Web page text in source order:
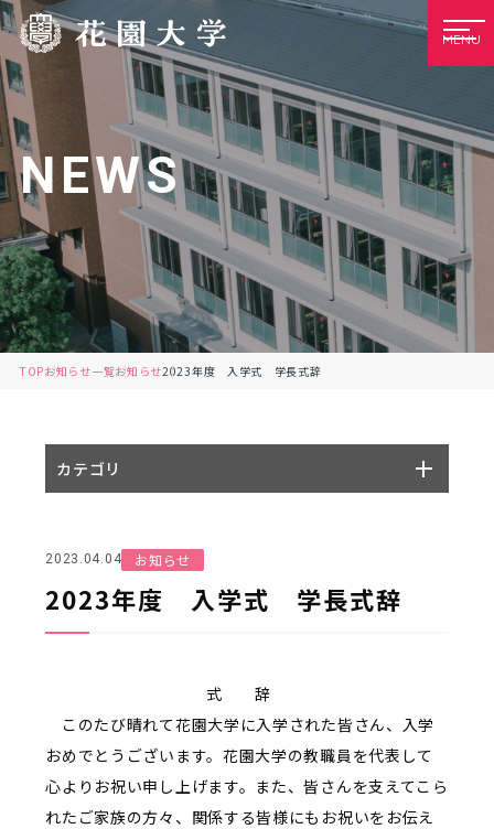
MENU
NEWS
TOPお知らせ一覧お知らせ2023年度 入学式 学長式辞
2023.04.04 お知らせ
2023年度 入学式 学長式辞
式 辞
このたび晴れて花園大学に入学された皆さん、入学
おめでとうございます。花園大学の教職員を代表して
心よりお祝い申し上げます。また、皆さんを支えてこら
れたご家族の方々、関係する皆様にもお祝いをお伝え
カテゴリ